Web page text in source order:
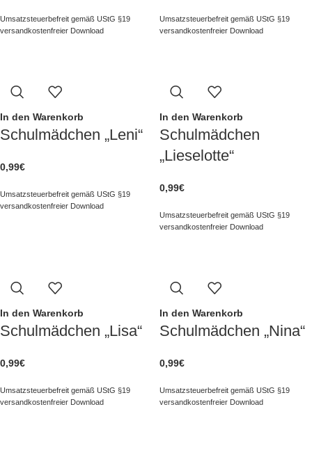
Umsatzsteuerbefreit gemäß UStG §19
versandkostenfreier Download
Umsatzsteuerbefreit gemäß UStG §19
versandkostenfreier Download
In den Warenkorb
Schulmädchen „Leni“
0,99€
Umsatzsteuerbefreit gemäß UStG §19
versandkostenfreier Download
In den Warenkorb
Schulmädchen
„Lieselotte“
0,99€
Umsatzsteuerbefreit gemäß UStG §19
versandkostenfreier Download
In den Warenkorb
Schulmädchen „Lisa“
0,99€
Umsatzsteuerbefreit gemäß UStG §19
versandkostenfreier Download
In den Warenkorb
Schulmädchen „Nina“
0,99€
Umsatzsteuerbefreit gemäß UStG §19
versandkostenfreier Download